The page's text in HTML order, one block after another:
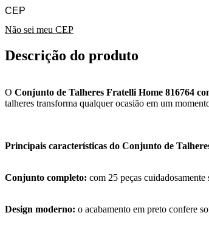
Não sei meu CEP
Descrição do produto
O Conjunto de Talheres Fratelli Home 816764
talheres transforma qualquer ocasião em um
Principais características do Conjunto de
Conjunto completo: com 25 peças cuidadosamente
Design moderno: o acabamento em preto confere